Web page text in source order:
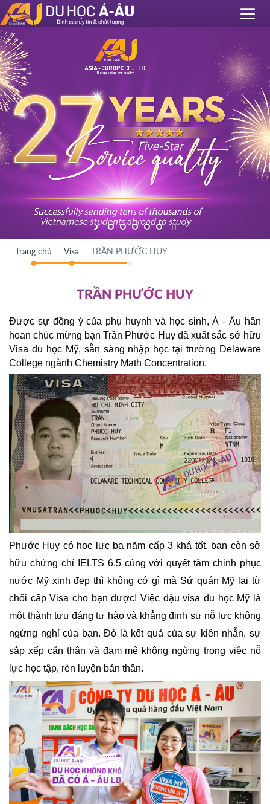
Trang chủ Visa TRẦN PHƯỚC HUY
TRẦN PHƯỚC HUY
Được sự đồng ý của phụ huynh và học sinh, Á - Âu hân
hoan chúc mừng bạn Trần Phước Huy đã xuất sắc sở hữu
Visa du học Mỹ, sẵn sàng nhập học tại trường Delaware
College ngành Chemistry Math Concentration.
Phước Huy có học lực ba năm cấp 3 khá tốt, bạn còn sở
hữu chứng chỉ IELTS 6.5 cùng với quyết tâm chinh phục
nước Mỹ xinh đẹp thì không cớ gì mà Sứ quán Mỹ lại từ
chối cấp Visa cho bạn được! Việc đậu visa du học Mỹ là
một thành tựu đáng tự hào và khẳng định sự nỗ lực không
ngừng nghỉ của bạn. Đó là kết quả của sự kiên nhẫn, sự
sắp xếp cẩn thận và đam mê không ngừng trong việc nỗ
lực học tập, rèn luyện bản thân.